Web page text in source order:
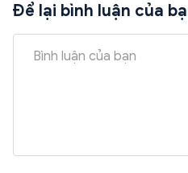
Để lại bình luận của